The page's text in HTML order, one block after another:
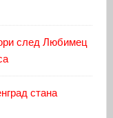
след Любимец
стана